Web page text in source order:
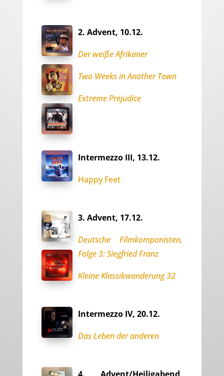
2. Advent, 10.12.
Der weiße Afrikaner
Two Weeks in Another Town
Extreme Prejudice
Intermezzo III, 13.12.
Happy Feet
3. Advent, 17.12.
Deutsche Filmkomponisten,
Folge 3: Siegfried Franz
Kleine Klassikwanderung 32
Intermezzo IV, 20.12.
Das Leben der anderen